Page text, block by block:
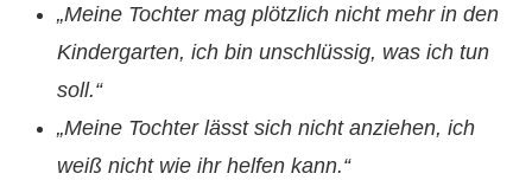
„Meine Tochter mag plötzlich nicht mehr in den
Kindergarten, ich bin unschlüssig, was ich tun
soll.“
„Meine Tochter lässt sich nicht anziehen, ich
weiß nicht wie ihr helfen kann.“